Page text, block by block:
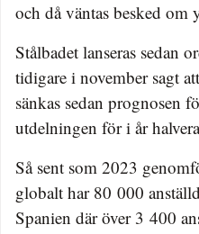
och då väntas besked om
Stålbadet lanseras sedan
tidigare i november sagt
sänkas sedan prognosen
utdelningen för i år
Så sent som 2023
globalt har 80 000
Spanien där över 3 400